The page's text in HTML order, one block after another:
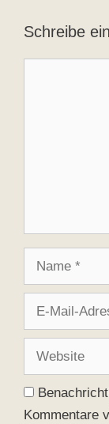
Schreibe
Adresse
Kommentare